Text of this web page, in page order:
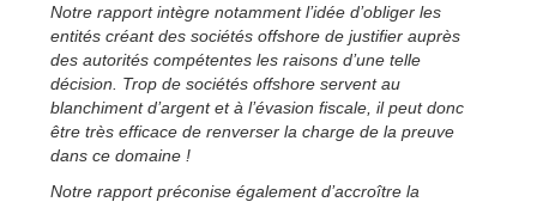
Notre rapport intègre notamment l’idée d’obliger les
entités créant des sociétés offshore de justifier auprès
des autorités compétentes les raisons d’une telle
décision. Trop de sociétés offshore servent au
blanchiment d’argent et à l’évasion fiscale, il peut donc
être très efficace de renverser la charge de la preuve
dans ce domaine !
Notre rapport préconise également d’accroître la